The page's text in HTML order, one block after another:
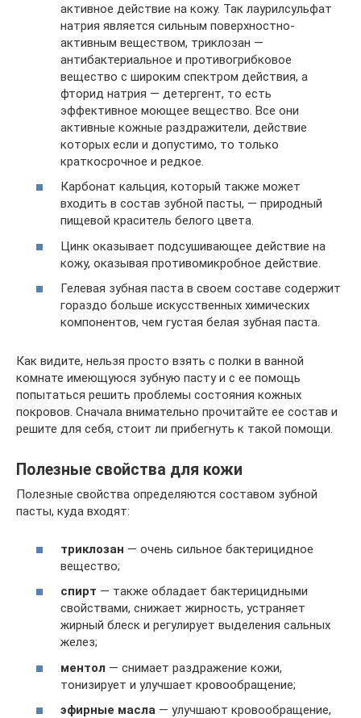
активное действие на кожу. Так лаурилсульфат
натрия является сильным поверхностно-
активным веществом, триклозан —
антибактериальное и противогрибковое
вещество с широким спектром действия, а
фторид натрия — детергент, то есть
эффективное моющее вещество. Все они
активные кожные раздражители, действие
которых если и допустимо, то только
краткосрочное и редкое.
Карбонат кальция, который также может
входить в состав зубной пасты, — природный
пищевой краситель белого цвета.
Цинк оказывает подсушивающее действие на
кожу, оказывая противомикробное действие.
Гелевая зубная паста в своем составе содержит
гораздо больше искусственных химических
компонентов, чем густая белая зубная паста.
Как видите, нельзя просто взять с полки в ванной
комнате имеющуюся зубную пасту и с ее помощь
попытаться решить проблемы состояния кожных
покровов. Сначала внимательно прочитайте ее состав и
решите для себя, стоит ли прибегнуть к такой помощи.
Полезные свойства для кожи
Полезные свойства определяются составом зубной
пасты, куда входят:
триклозан — очень сильное бактерицидное
вещество;
спирт — также обладает бактерицидными
свойствами, снижает жирность, устраняет
жирный блеск и регулирует выделения сальных
желез;
ментол — снимает раздражение кожи,
тонизирует и улучшает кровообращение;
эфирные масла — улучшают кровообращение,